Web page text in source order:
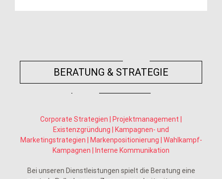
BERATUNG & STRATEGIE
Corporate Strategien | Projektmanagement |
Existenzgründung | Kampagnen- und
Marketingstrategien | Markenpositionierung | Wahlkampf-
Kampagnen | Interne Kommunikation
Bei unseren Dienstleistungen spielt die Beratung eine